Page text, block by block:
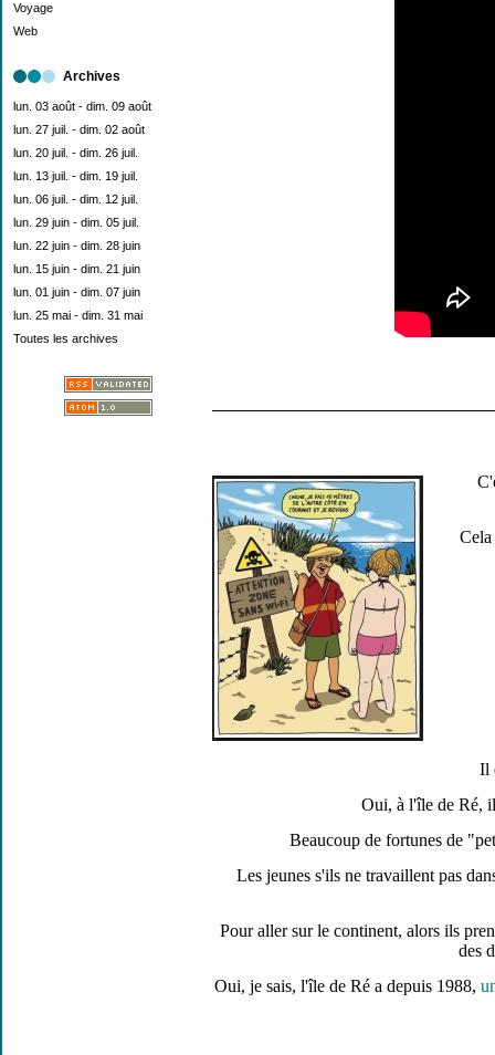
Voyage
Web
Archives
lun. 03 août - dim. 09 août
lun. 27 juil. - dim. 02 août
lun. 20 juil. - dim. 26 juil.
lun. 13 juil. - dim. 19 juil.
lun. 06 juil. - dim. 12 juil.
lun. 29 juin - dim. 05 juil.
lun. 22 juin - dim. 28 juin
lun. 15 juin - dim. 21 juin
lun. 01 juin - dim. 07 juin
lun. 25 mai - dim. 31 mai
Toutes les archives
C'
Il
Oui, à l'île de Ré,
Beaucoup de fortunes de
Les jeunes s'ils ne travaillent pas
Pour aller sur le continent, alors ils
des
Oui, je sais, l'île de Ré a depuis 1988,